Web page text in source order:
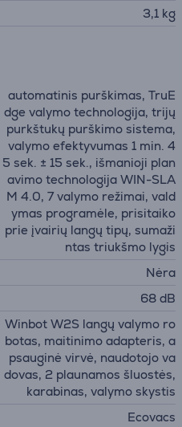
3,1 kg
automatinis purškimas, TruE
dge valymo technologija, trijų
purkštukų purškimo sistema,
valymo efektyvumas 1 min. 4
5 sek. ± 15 sek., išmanioji plan
avimo technologija WIN-SLA
M 4.0, 7 valymo režimai, vald
ymas programėle, prisitaiko
prie įvairių langų tipų, sumaži
ntas triukšmo lygis
Nėra
68 dB
Winbot W2S langų valymo ro
botas, maitinimo adapteris, a
psauginė virvė, naudotojo va
dovas, 2 plaunamos šluostės,
karabinas, valymo skystis
Ecovacs